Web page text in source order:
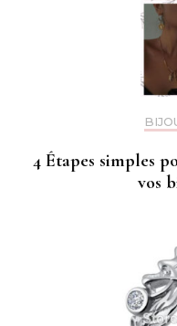
4 Étapes simples
vos